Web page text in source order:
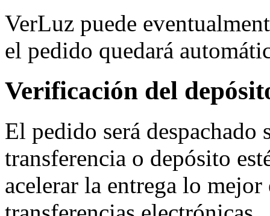
VerLuz puede
el pedido quedará
Verificación del
El pedido será
transferencia o depósito
acelerar la entrega lo